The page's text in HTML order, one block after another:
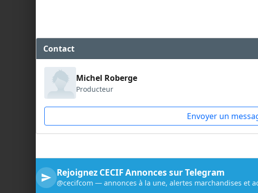
Contact
Michel Roberge
Producteur
Envoyer un
Rejoignez CECIF Annonces sur Telegram
@cecifcom — annonces à la une, alertes marchandises et